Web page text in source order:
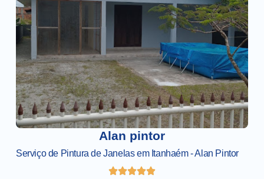
Alan pintor
Serviço de Pintura de Janelas em Itanhaém - Alan Pintor